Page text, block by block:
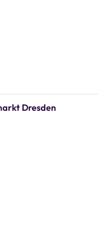
Dresden